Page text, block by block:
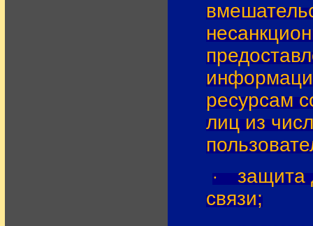
ресурсам
лиц из
·
защита
связи;